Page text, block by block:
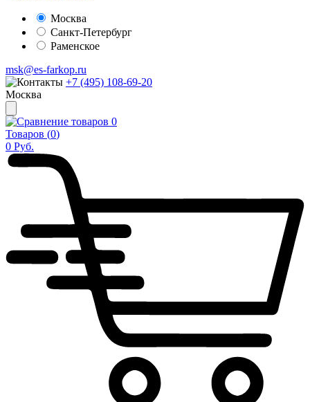
Москва
Санкт-Петербург
Раменское
msk@es-farkop.ru
+7 (495) 108-69-20
Москва
0
Товаров (0)
0 Руб.